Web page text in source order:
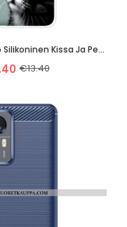
Kuori Xiaomi 12 Pro Silikoninen Kissa Ja Perhonen
€13.40